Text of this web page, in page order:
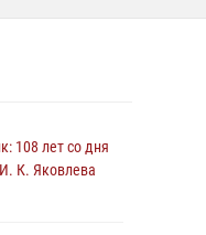
108 лет со дня
К. Яковлева